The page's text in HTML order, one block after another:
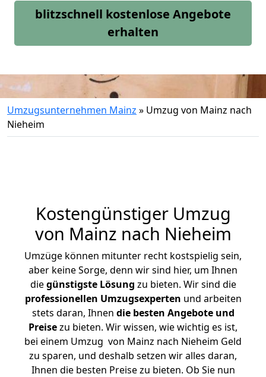
blitzschnell kostenlose Angebote
erhalten
Umzugsunternehmen Mainz » Umzug von Mainz nach
Nieheim
Kostengünstiger Umzug
von Mainz nach Nieheim
Umzüge können mitunter recht kostspielig sein,
aber keine Sorge, denn wir sind hier, um Ihnen
diegünstigste Lösung zu bieten. Wir sind die
professionellen Umzugsexperten und arbeiten
stets daran, Ihnen die besten Angebote und
Preisezu bieten. Wir wissen, wie wichtig es ist,
bei einem Umzug von Mainz nach Nieheim Geld
zu sparen, und deshalb setzen wir alles daran,
Ihnen die besten Preise zu bieten. Ob Sie nun